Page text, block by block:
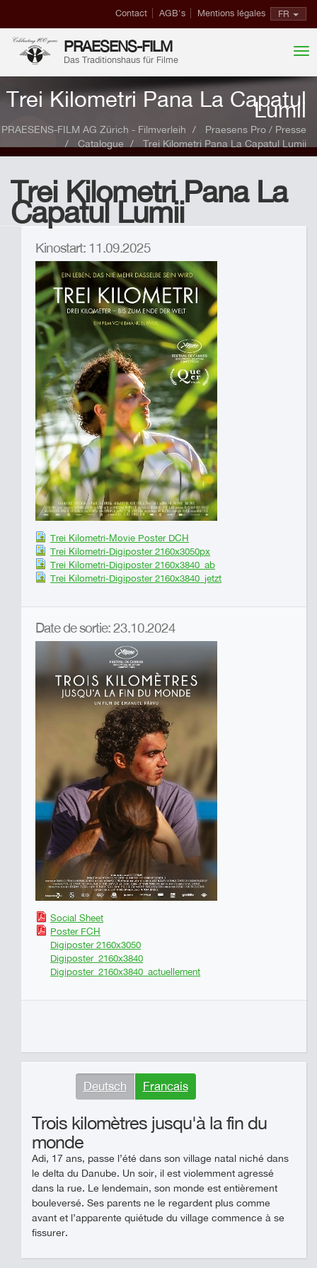
FR
Contact AGB's Mentions légales
PRAESENS-FILM
Das Traditionshaus für Filme
Trei Kilometri Pana La Capatul
Lumii
PRAESENS-FILM AG Zürich - Filmverleih
Praesens Pro / Presse
Catalogue
Trei Kilometri Pana La Capatul Lumii
Trei Kilometri Pana La
Capatul Lumii
Kinostart: 11.09.2025
Trei Kilometri-Movie Poster DCH
Trei Kilometri-Digiposter 2160x3050px
Trei Kilometri-Digiposter 2160x3840_ab
Trei Kilometri-Digiposter 2160x3840_jetzt
Date de sortie: 23.10.2024
Social Sheet
Poster FCH
Digiposter 2160x3050
Digiposter_2160x3840
Digiposter_2160x3840_actuellement
Deutsch Francais
Trois kilomètres jusqu'à la fin du
monde
Adi, 17 ans, passe l’été dans son village natal niché dans
le delta du Danube. Un soir, il est violemment agressé
dans la rue. Le lendemain, son monde est entièrement
bouleversé. Ses parents ne le regardent plus comme
avant et l’apparente quiétude du village commence à se
fissurer.